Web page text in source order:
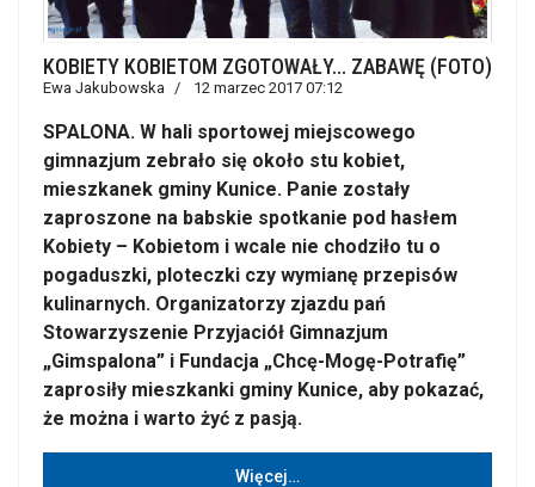
KOBIETY KOBIETOM ZGOTOWAŁY... ZABAWĘ (FOTO)
Ewa Jakubowska 12 marzec 2017 07:12
SPALONA. W hali sportowej miejscowego
gimnazjum zebrało się około stu kobiet,
mieszkanek gminy Kunice. Panie zostały
zaproszone na babskie spotkanie pod hasłem
Kobiety – Kobietom i wcale nie chodziło tu o
pogaduszki, ploteczki czy wymianę przepisów
kulinarnych. Organizatorzy zjazdu pań
Stowarzyszenie Przyjaciół Gimnazjum
„Gimspalona” i Fundacja „Chcę-Mogę-Potrafię”
zaprosiły mieszkanki gminy Kunice, aby pokazać,
że można i warto żyć z pasją.
Więcej…